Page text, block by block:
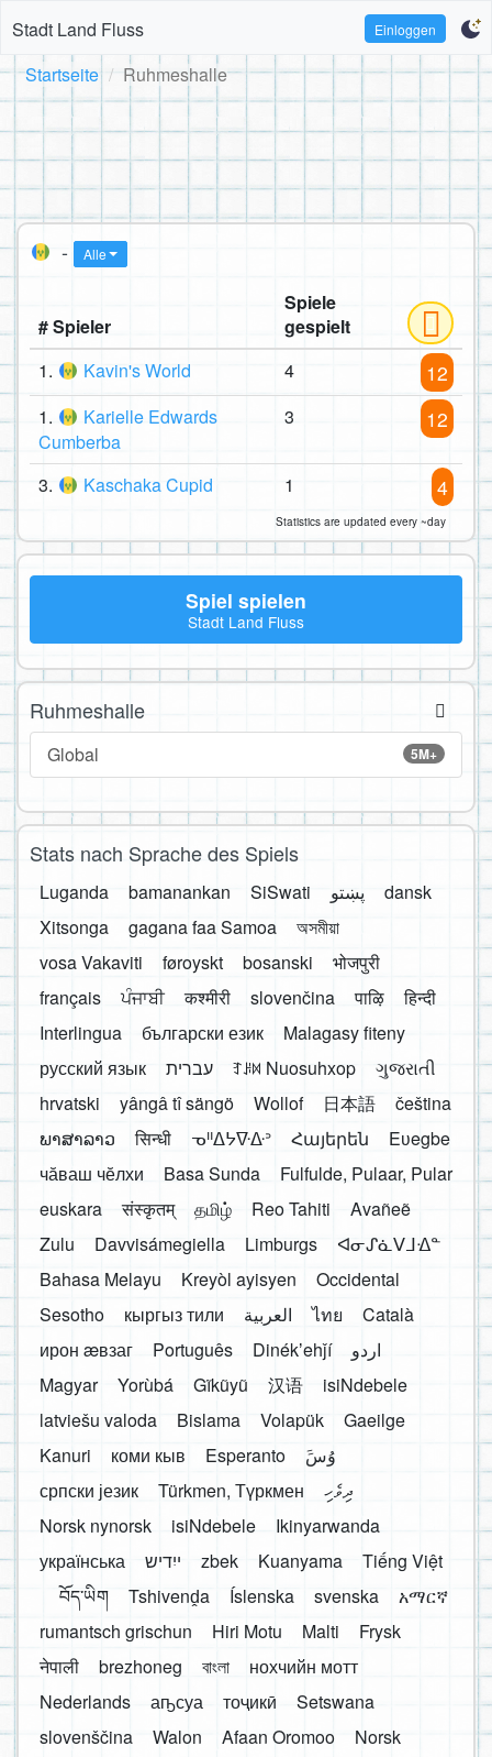
Stadt Land Fluss Einloggen
Startseite Ruhmeshalle
- Alle
# Spieler
Spiele
gespielt
1.
Kavin's World 4 12
1.
Karielle Edwards
Cumberba
3 12
3. Kaschaka Cupid 1 4
Statistics are updated every ~day
Spiel spielen
Stadt Land Fluss
Ruhmeshalle
5M+
Global
Stats nach Sprache des Spiels
Luganda bamanankan SiSwati پښتو
dansk
Xitsonga
gagana faa Samoa
অসমীয়া
vosa Vakaviti
føroyskt bosanski
भोजपुरी
français
ਪੰਜਾਬੀ कश्मीरी slovenčina पाऴि
हिन्दी
Interlingua
български език
Malagasy fiteny
русский язык
עברית ꆈꌠ꒿ Nuosuhxop
ગુજરાતી
hrvatski
yângâ tî sängö Wollof 日本語
čeština
ພາສາລາວ
सिन्धी ᓀᐦᐃᔭᐍᐏᐣ Հայերեն
Eʋegbe
чӑваш чӗлхи
Basa Sunda
Fulfulde, Pulaar, Pular
euskara
संस्कृतम् தமிழ் Reo Tahiti
Avañeẽ
Zulu
Davvisámegiella Limburgs
ᐊᓂᔑᓈᐯᒧᐎᓐ
Bahasa Melayu
Kreyòl ayisyen
Occidental
Sesotho
кыргыз тили العربية ไทย
Català
ирон æвзаг
Português Dinékʼehǰí
اردو
Magyar
Yorùbá Gĩkũyũ 汉语
isiNdebele
latviešu valoda
Bislama Volapük
Gaeilge
Kanuri
коми кыв Esperanto
َوُسَ
српски језик
Türkmen, Түркмен
ދިވެހި
Norsk nynorsk
isiNdebele
Ikinyarwanda
українська
ייִדיש zbek Kuanyama
Tiếng Việt
བོད་ཡིག
Tshivenḓa Íslenska svenska
አማርኛ
rumantsch grischun
Hiri Motu Malti
Frysk
नेपाली
brezhoneg বাংলা
нохчийн мотт
Nederlands
аҧсуа тоҷикӣ
Setswana
slovenščina
Walon Afaan Oromoo
Norsk